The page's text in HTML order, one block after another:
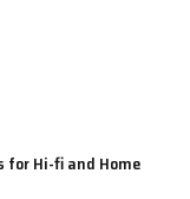
for Hi-fi and Home